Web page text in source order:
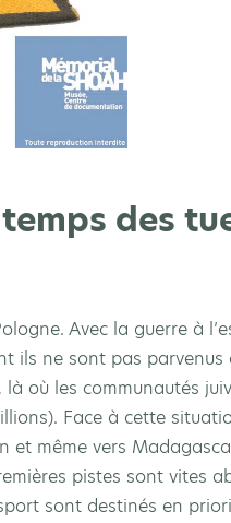
des
Avec la guerre à
ils ne sont pas parvenus
où les communautés
Face à cette
et même vers
pistes sont vites
sont destinés en